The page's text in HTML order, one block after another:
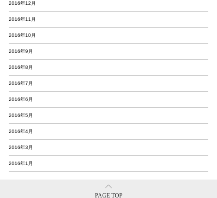
2016年12月
2016年11月
2016年10月
2016年9月
2016年8月
2016年7月
2016年6月
2016年5月
2016年4月
2016年3月
2016年1月
PAGE TOP